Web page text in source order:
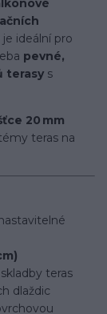
ideální pro
pevné,
terasy s
20 mm
teras na
teras
dlaždic